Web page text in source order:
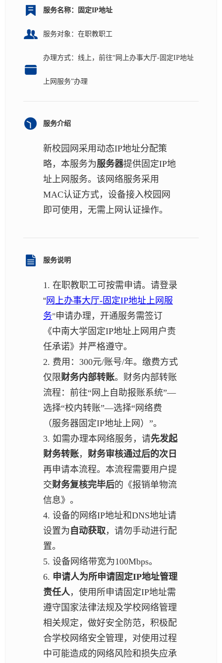
服务名称：固定IP地址
服务对象：在职教职工
办理方式：线上，前往“网上办事大厅-固定IP地址
上网服务”办理
服务介绍
新校园网采用动态IP地址分配策
略，本服务为服务器提供固定IP地
址上网服务。该网络服务采用
MAC认证方式，设备接入校园网
即可使用，无需上网认证操作。
服务说明
1. 在职教职工可按需申请。 请登录
“网上办事大厅-固定IP地址上网服
务”申请办理，开通服务需签订
《中南大学固定IP地址上网用户责
任承诺》并严格遵守。
2. 费用：300元/账号/年。缴费方式
仅限财务内部转账。财务内部转账
流程：前往“网上自助报账系统”—
选择“校内转账”—选择“网络费
（服务器固定IP地址上网）”。
3. 如需办理本网络服务，请先发起
财务转账， 财务审核通过后的次日
再申请本流程。本流程需要用户提
交财务复核完毕后的《报销单物流
信息》。
4. 设备的网络IP地址和DNS地址请
设置为 自动获取，请勿手动进行配
置。
5. 设备网络带宽为100Mbps。
6. 申请人为所申请固定IP地址管理
责任人，使用所申请固定IP地址需
遵守国家法律法规及学校网络管理
相关规定，做好安全防范，积极配
合学校网络安全管理，对使用过程
中可能造成的网络风险和损失应承